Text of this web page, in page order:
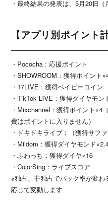
・最終結果の発表は、5月20日（
【アプリ別ポイント
・Pococha：応援ポイント
・SHOWROOM：獲得ポイント
・17LIVE：獲得ベイビーコイン
・TikTok LIVE：獲得ダイヤモン
・Mixchannel：獲得ポイント×4
費はポイントに入りません）
・ドキドキライブ：（獲得サフ
・Mildom：獲得ダイヤモンド
・ふわっち：獲得ダイヤ×16
・ColorSing：ライブスコア
※独占、非独占でバック率が変
応じて変動します